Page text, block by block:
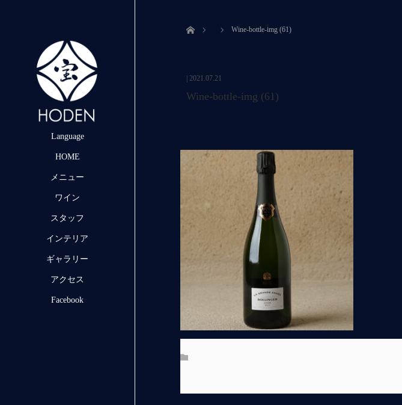
Language
HOME
メニュー
ワイン
スタッフ
インテリア
ギャラリー
アクセス
Facebook
ホーム Wine-bottle-img (61)
2021.07.21
Wine-bottle-img (61)